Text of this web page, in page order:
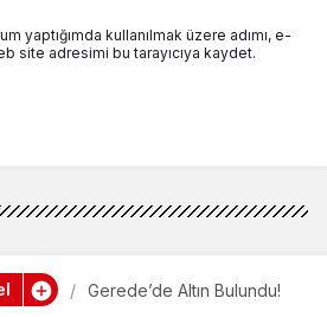
yaptığımda kullanılmak üzere adımı, e-
site adresimi bu tarayıcıya kaydet.
Gerede’de Altın Bulundu!